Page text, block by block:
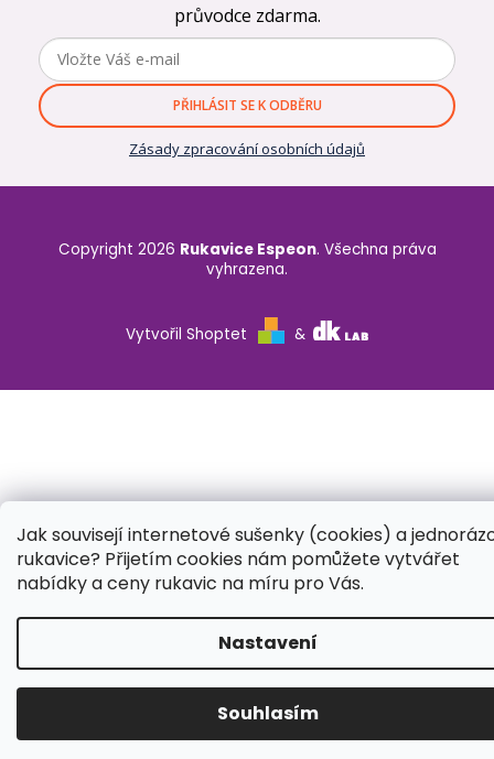
Jak souvisejí internetové sušenky (cookies) a
rukavice? Přijetím cookies nám pomůžete vytvářet
nabídky a ceny rukavic na míru pro Vás.
Nastavení
Souhlasím
průvodce zdarma.
PŘIHLÁSIT SE K ODBĚRU
Zásady zpracování osobních údajů
Vytvořil Shoptet &
Copyright 2026 Rukavice Espeon. Všechna práva
vyhrazena.